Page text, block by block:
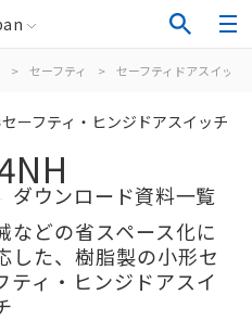
> セーフティ > セーフティドアスイッチ
ーフティ・ヒンジドアスイッチ
ダウンロード資料一覧
などの省スペース化に
した、樹脂製の小形セ
ティ・ヒンジドアスイ